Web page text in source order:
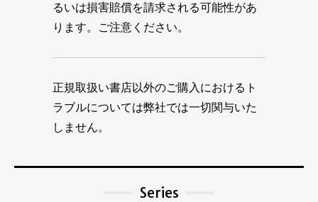
るいは損害賠償を請求される可能性があ
ります。ご注意ください。
正規取扱い書店以外のご購入におけるト
ラブルについては弊社では一切関与いた
しません。
Series